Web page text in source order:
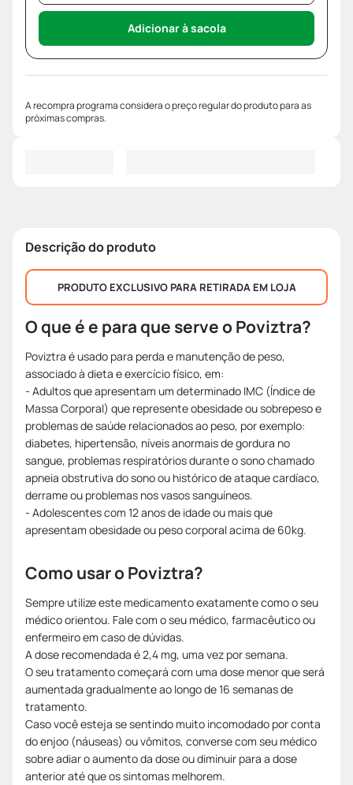
Adicionar à sacola
A recompra programa considera o preço regular do produto para as
próximas compras.
Descrição do produto
PRODUTO EXCLUSIVO PARA RETIRADA EM LOJA
O que é e para que serve o Poviztra?
Poviztra é usado para perda e manutenção de peso,
associado à dieta e exercício físico, em:
- Adultos que apresentam um determinado IMC (Índice de
Massa Corporal) que represente obesidade ou sobrepeso e
problemas de saúde relacionados ao peso, por exemplo:
diabetes, hipertensão, níveis anormais de gordura no
sangue, problemas respiratórios durante o sono chamado
apneia obstrutiva do sono ou histórico de ataque cardíaco,
derrame ou problemas nos vasos sanguíneos.
- Adolescentes com 12 anos de idade ou mais que
apresentam obesidade ou peso corporal acima de 60kg.
Como usar o Poviztra?
Sempre utilize este medicamento exatamente como o seu
médico orientou. Fale com o seu médico, farmacêutico ou
enfermeiro em caso de dúvidas.
A dose recomendada é 2,4 mg, uma vez por semana.
O seu tratamento começará com uma dose menor que será
aumentada gradualmente ao longo de 16 semanas de
tratamento.
Caso você esteja se sentindo muito incomodado por conta
do enjoo (náuseas) ou vômitos, converse com seu médico
sobre adiar o aumento da dose ou diminuir para a dose
anterior até que os sintomas melhorem.